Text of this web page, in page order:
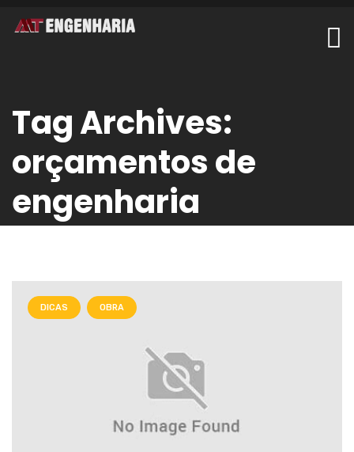
Tag Archives:
orçamentos de
engenharia
DICAS OBRA